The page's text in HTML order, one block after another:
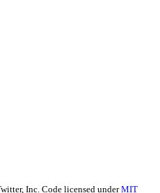
Inc. Code licensed underMIT